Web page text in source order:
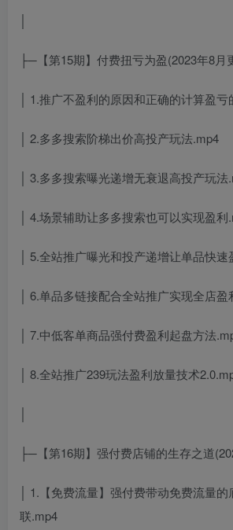
│
├─【第15期】付费扭亏为盈(2023年8月
│ 1.推广不盈利的原因和正确的计算盈亏
│ 2.多多搜索阶梯出价高投产玩法.mp4
│ 3.多多搜索曝光递增无衰退高投产玩法
│ 4.场景辅助让多多搜索也可以实现盈利
│ 5.全站推广曝光和投产递增让单品快速
│ 6.单品多链接配合全站推广实现全店盈
│ 7.中低客单商品强付费盈利起盘方法
│ 8.全站推广239玩法盈利放量技术
│
├─【第16期】强付费店铺的生存之道
│ 1.【免费流量】强付费带动免费流量的
联.mp4